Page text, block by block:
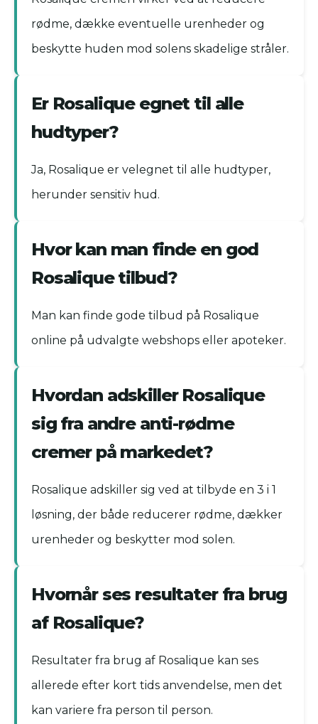
rødme, dække eventuelle urenheder og
beskytte huden mod solens skadelige stråler.
Er Rosalique egnet til alle
hudtyper?
Ja, Rosalique er velegnet til alle hudtyper,
herunder sensitiv hud.
Hvor kan man finde en god
Rosalique tilbud?
Man kan finde gode tilbud på Rosalique
online på udvalgte webshops eller apoteker.
Hvordan adskiller Rosalique
sig fra andre anti-rødme
cremer på markedet?
Rosalique adskiller sig ved at tilbyde en 3 i 1
løsning, der både reducerer rødme, dækker
urenheder og beskytter mod solen.
Hvornår ses resultater fra brug
af Rosalique?
Resultater fra brug af Rosalique kan ses
allerede efter kort tids anvendelse, men det
kan variere fra person til person.